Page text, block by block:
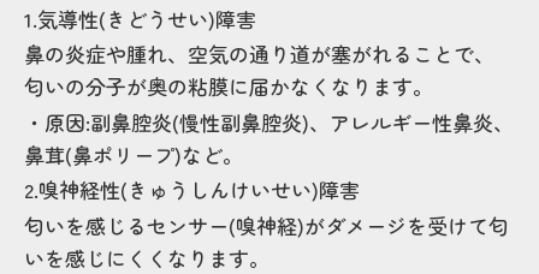
1.気導性(きどうせい)障害
鼻の炎症や腫れ、空気の通り道が塞がれることで、
匂いの分子が奥の粘膜に届かなくなります。
・原因:副鼻腔炎(慢性副鼻腔炎)、アレルギー性鼻炎、
鼻茸(鼻ポリープ)など。
2.嗅神経性(きゅうしんけいせい)障害
匂いを感じるセンサー(嗅神経)がダメージを受けて匂
いを感じにくくなります。